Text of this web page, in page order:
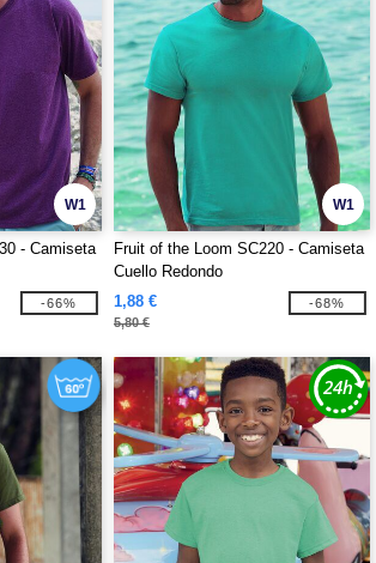
W1
- Camiseta
-66%
W1
Fruit of the Loom SC220 - Camiseta
Cuello Redondo
1,88 €
5,80 €
-68%